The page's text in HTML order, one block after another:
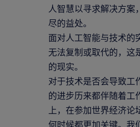
人智慧以寻求解决方案
尽的益处。
面对人工智能与技术的
无法复制或取代的，这
的现实。
对于技术是否会导致工
的进步历来都伴随着工
上，在参加世界经济
何时候都更加关键。我